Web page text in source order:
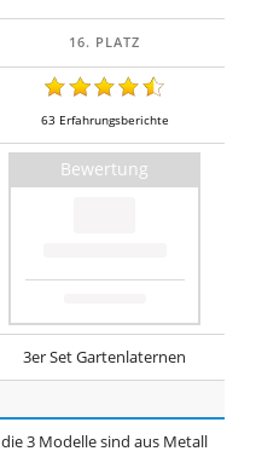
63 Erfahrungsberichte
Bewertung
3er Set Gartenlaternen
die 3 Modelle sind aus Metall